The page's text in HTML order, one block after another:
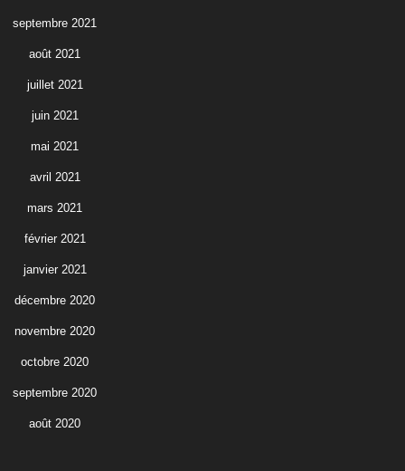
septembre 2021
août 2021
juillet 2021
juin 2021
mai 2021
avril 2021
mars 2021
février 2021
janvier 2021
décembre 2020
novembre 2020
octobre 2020
septembre 2020
août 2020